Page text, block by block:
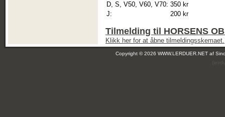
D, S, V50, V60, V70: 350 kr
J:
200 kr
Tilmelding til HORSENS
Klikk her for at åbne tilmeldingsskemaet.
Copyright © 2026 WWW.LERDUER.NET af